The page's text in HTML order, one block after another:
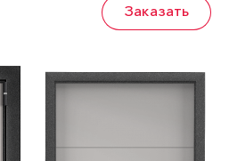
Заказать